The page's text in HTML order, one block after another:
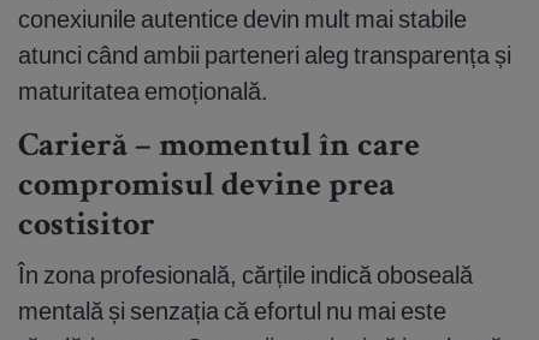
conexiunile autentice devin mult mai stabile
atunci când ambii parteneri aleg transparența și
maturitatea emoțională.
Carieră – momentul în care
compromisul devine prea
costisitor
În zona profesională, cărțile indică oboseală
mentală și senzația că efortul nu mai este